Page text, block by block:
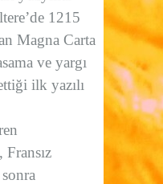
1215
Magna Carta
ve yargı
ilk yazılı
Fransız